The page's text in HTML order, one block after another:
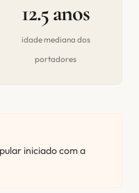
12.5 anos
idade mediana dos
portadores
iniciado com a